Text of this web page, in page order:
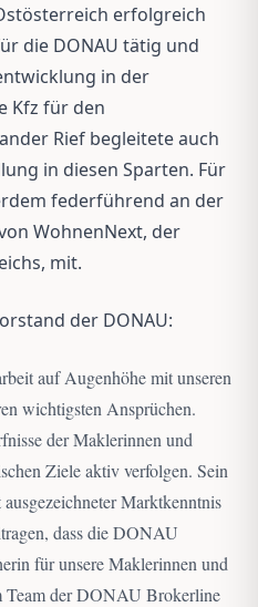
erfolgreich
die DONAU tätig und
in der
Kfz für den
Rief begleitete auch
in diesen Sparten. Für
federführend an der
WohnenNext, der
mit.
der DONAU:
auf Augenhöhe mit unseren
wichtigsten Ansprüchen.
der Maklerinnen und
Ziele aktiv verfolgen. Sein
Marktkenntnis
dass die DONAU
für unsere Maklerinnen und
Team der DONAU Brokerline